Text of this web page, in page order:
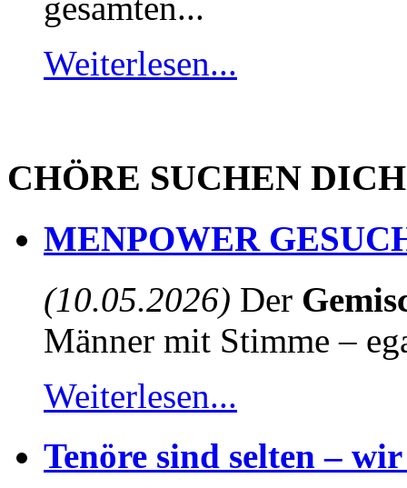
gesamten...
Weiterlesen...
CHÖRE SUCHEN DICH
MENPOWER
(10.05.2026) Der
Männer mit Stimme –
Weiterlesen...
Tenöre sind selten –